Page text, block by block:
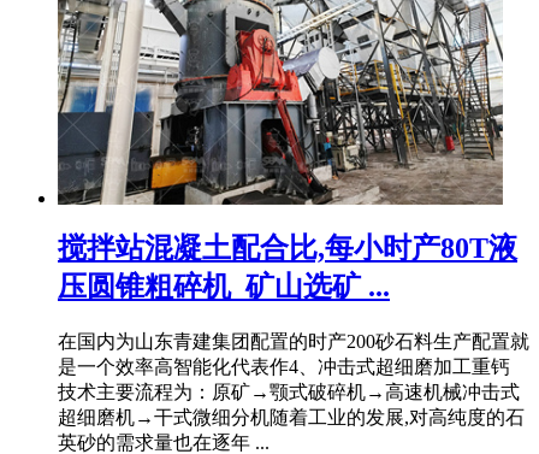
搅拌站混凝土配合比,每小时产80T液
压圆锥粗碎机_矿山选矿 ...
在国内为山东青建集团配置的时产200砂石料生产配置就
是一个效率高智能化代表作4、冲击式超细磨加工重钙
技术主要流程为：原矿→颚式破碎机→高速机械冲击式
超细磨机→干式微细分机随着工业的发展,对高纯度的石
英砂的需求量也在逐年 ...